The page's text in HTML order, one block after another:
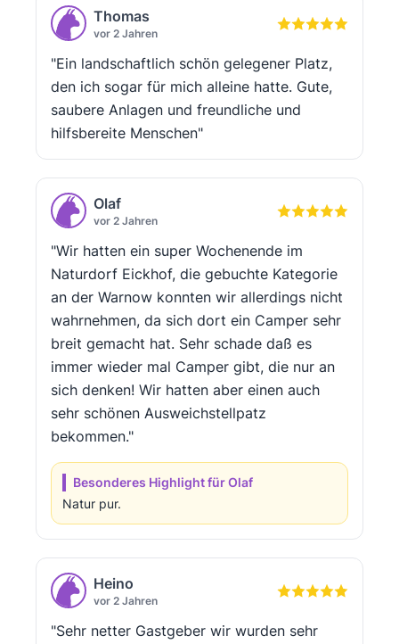
Thomas
vor 2 Jahren
"Ein landschaftlich schön gelegener Platz,
den ich sogar für mich alleine hatte. Gute,
saubere Anlagen und freundliche und
hilfsbereite Menschen"
Olaf
vor 2 Jahren
"Wir hatten ein super Wochenende im
Naturdorf Eickhof, die gebuchte Kategorie
an der Warnow konnten wir allerdings nicht
wahrnehmen, da sich dort ein Camper sehr
breit gemacht hat. Sehr schade daß es
immer wieder mal Camper gibt, die nur an
sich denken! Wir hatten aber einen auch
sehr schönen Ausweichstellpatz
bekommen."
Besonderes Highlight für Olaf
Natur pur.
Heino
vor 2 Jahren
"Sehr netter Gastgeber wir wurden sehr